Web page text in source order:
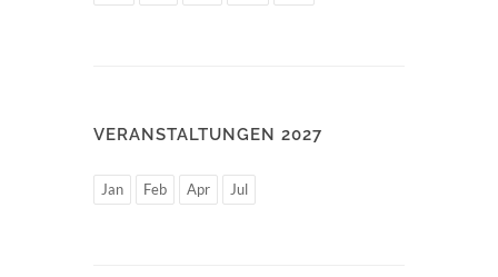
VERANSTALTUNGEN 2027
Jan Feb Apr Jul